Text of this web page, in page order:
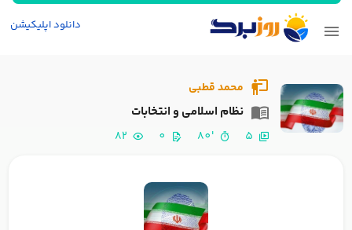
دانلود اپلیکیشن
محمد قطبی
نظام اسلامی و انتخابات
5
'80
0
82